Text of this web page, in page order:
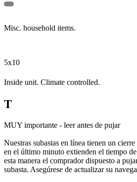
Misc. household items.
5x10
Inside unit. Climate controlled.
T
MUY importante - leer antes de pujar
Nuestras subastas en línea tienen un
en el último minuto extienden el tiempo
esta manera el comprador dispuesto a
subasta. Asegúrese de actualizar su